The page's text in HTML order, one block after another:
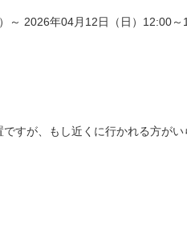
～ 2026年04月12日（日）12:00～
すが、もし近くに行かれる方がい